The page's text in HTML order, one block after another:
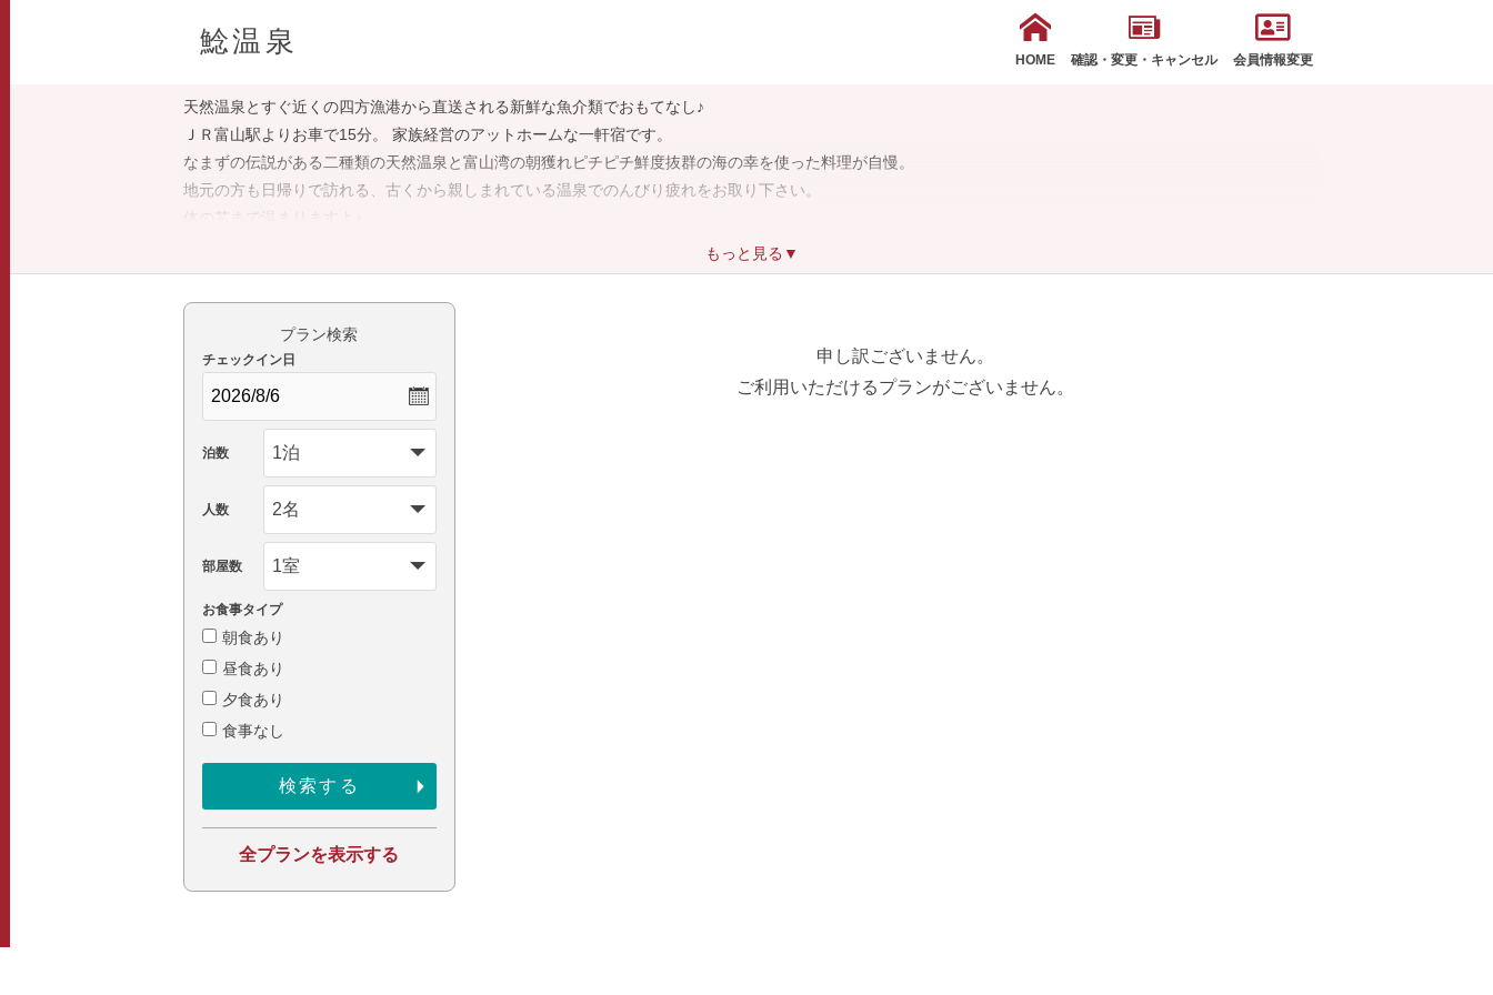
鯰温泉
HOME 確認・変更・キャンセル 会員情報変更
天然温泉とすぐ近くの四方漁港から直送される新鮮な魚介類でおもてなし♪
ＪＲ富山駅よりお車で15分。 家族経営のアットホームな一軒宿です。
なまずの伝説がある二種類の天然温泉と富山湾の朝獲れピチピチ鮮度抜群の海の幸を使った料理が自慢。
地元の方も日帰りで訪れる、古くから親しまれている温泉でのんびり疲れをお取り下さい。
もっと見る▼
プラン検索
チェックイン日
泊数
人数
部屋数
お食事タイプ
朝食あり
昼食あり
夕食あり
食事なし
全プランを表示する
申し訳ございません。
ご利用いただけるプランがございません。